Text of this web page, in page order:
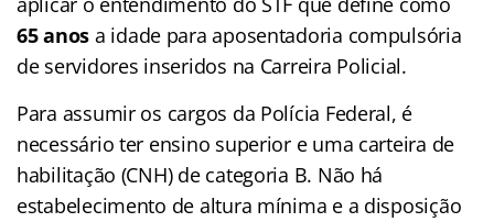
65 anos a idade para aposentadoria compulsória
de servidores inseridos na Carreira Policial.
Para assumir os cargos da Polícia Federal, é
necessário ter ensino superior e uma carteira de
habilitação (CNH) de categoria B. Não há
estabelecimento de altura mínima e a disposição